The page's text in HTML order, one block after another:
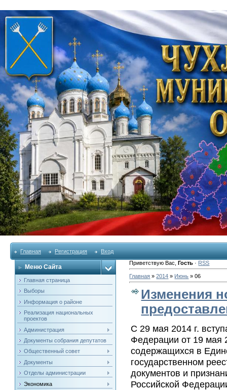
Главная Регистрация Вход
Меню Сайта
Главная страница
Выборы
Информация о районе
Реализация национальных
проектов
Администрация
Документы собрания депутатов
Общественный совет
Документы
Отделы администрации
Экономика
Приветствую Вас ,Гость · RSS
Главная »2014 » Июнь » 06
Изменения
С 29 мая 2014 г.
Федерации от 19 мая
содержащихся в
государственном
документов и
Российской